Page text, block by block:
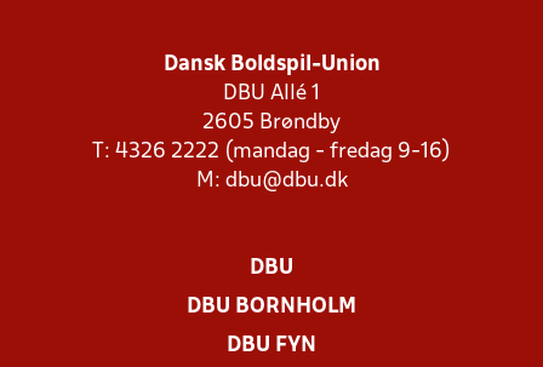
Dansk Boldspil-Union
DBU Allé 1
2605 Brøndby
T: 4326 2222 (mandag - fredag 9-16)
M: dbu@dbu.dk
DBU
DBU BORNHOLM
DBU FYN